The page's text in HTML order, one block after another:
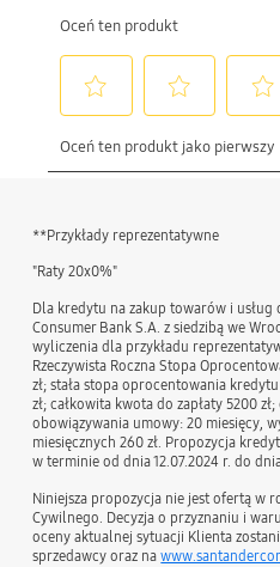
**Przykłady reprezentatywne
"Raty 20x0%"
Dla kredytu na zakup towarów i
Consumer Bank S.A. z siedzibą we
wyliczenia dla przykładu
Rzeczywista Roczna Stopa
zł; stała stopa oprocentowania
zł; całkowita kwota do zapłaty 5200
obowiązywania umowy: 20 miesięcy,
miesięcznych 260 zł. Propozycja
w terminie od dnia 12.07.2024 r. do
Niniejsza propozycja nie jest ofertą w
Cywilnego. Decyzja o przyznaniu i
oceny aktualnej sytuacji Klienta
sprzedawcy oraz na